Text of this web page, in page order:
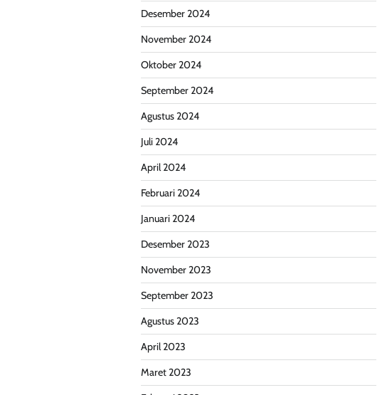
Desember 2024
November 2024
Oktober 2024
September 2024
Agustus 2024
Juli 2024
April 2024
Februari 2024
Januari 2024
Desember 2023
November 2023
September 2023
Agustus 2023
April 2023
Maret 2023